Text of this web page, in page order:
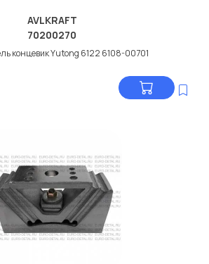
AVLKRAFT
70200270
концевик Yutong 6122 6108-00701